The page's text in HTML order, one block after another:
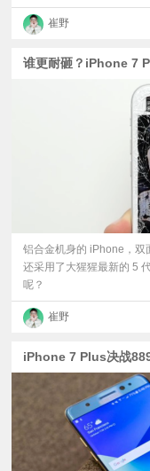
崔野
铝合金机身的 iPhone，双
还采用了大猩猩最新的 5
呢？
崔野